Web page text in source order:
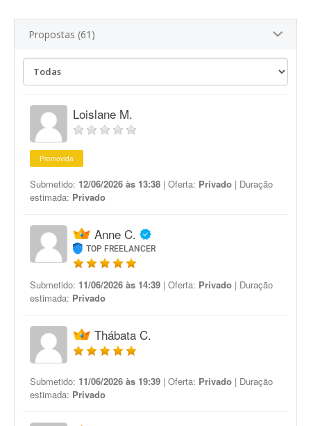
Propostas (61)
Loislane M.
Promovida
Submetido: 12/06/2026 às 13:38 | Oferta: Privado | Duração
estimada: Privado
Anne C.
TOP FREELANCER
Submetido: 11/06/2026 às 14:39 | Oferta: Privado | Duração
estimada: Privado
Thábata C.
Submetido: 11/06/2026 às 19:39 | Oferta: Privado | Duração
estimada: Privado